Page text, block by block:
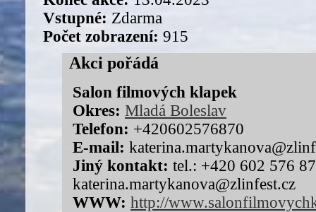
Vstupné: Zdarma
Počet zobrazení: 915
Akci pořádá
Salon filmových klapek
Okres: Mladá Boleslav
Telefon: +420602576870
E-mail:
Jiný kontakt: tel.: +420 602 576
katerina.martykanova@zlinfest.cz
WWW: http://